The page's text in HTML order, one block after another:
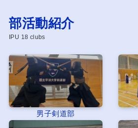
部活動紹介
IPU 18 clubs
男子剣道部